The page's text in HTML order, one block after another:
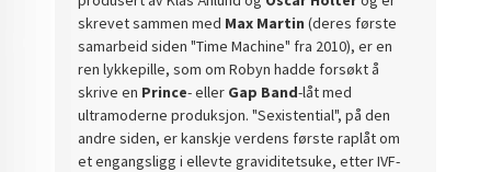
skrevet sammen med Max Martin (deres første
samarbeid siden "Time Machine" fra 2010), er en
ren lykkepille, som om Robyn hadde forsøkt å
skrive en Prince- eller Gap Band-låt med
ultramoderne produksjon. "Sexistential", på den
andre siden, er kanskje verdens første raplåt om
et engangsligg i ellevte graviditetsuke, etter IVF-